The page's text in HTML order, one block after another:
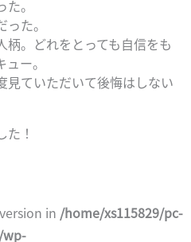
。
た。
。どれをとっても自信をも
ー。
見ていただいて後悔はしない
！
in /home/xs115829/pc-